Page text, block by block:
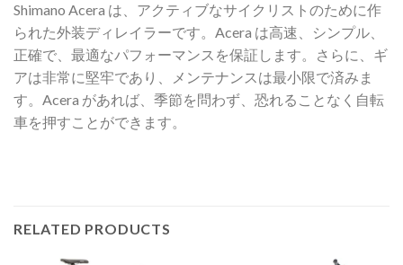
Shimano Acera は、アクティブなサイクリストのために作
られた外装ディレイラーです。Acera は高速、シンプル、
正確で、最適なパフォーマンスを保証します。さらに、ギ
アは非常に堅牢であり、メンテナンスは最小限で済みま
す。Acera があれば、季節を問わず、恐れることなく自転
車を押すことができます。
RELATED PRODUCTS